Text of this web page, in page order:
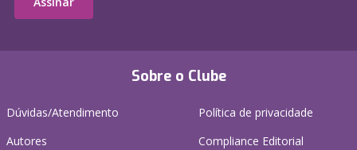
Sobre o Clube
Dúvidas/Atendimento
Autores
Política de privacidade
Compliance Editorial